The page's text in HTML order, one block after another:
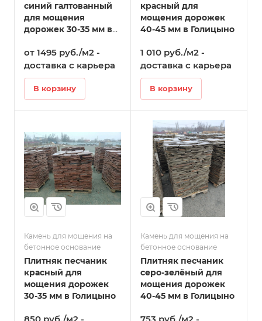
синий галтованный
для мощения
дорожек 30-35 мм в
от 1495 руб./м2 -
доставка с карьера
В корзину
красный для
мощения дорожек
40-45 мм в Голицыно
1 010 руб./м2 -
доставка с карьера
В корзину
Камень для мощения на
бетонное основание
Плитняк песчаник
красный для
мощения дорожек
30-35 мм в Голицыно
Камень для мощения на
бетонное основание
Плитняк песчаник
серо-зелёный для
мощения дорожек
40-45 мм в Голицыно